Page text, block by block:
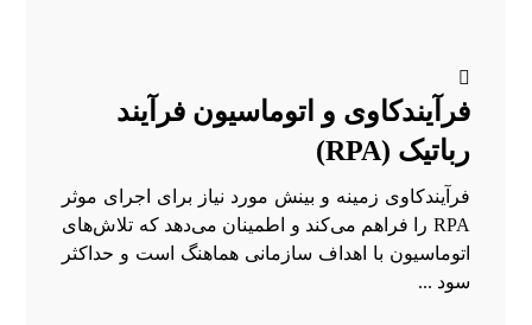
فرآیندکاوی و اتوماسیون فرآیند
رباتیک (RPA)
فرآیندکاوی زمینه و بینش مورد نیاز برای اجرای موثر
RPA را فراهم می‌کند و اطمینان می‌دهد که تلاش‌های
اتوماسیون با اهداف سازمانی هماهنگ است و حداکثر
سود ...